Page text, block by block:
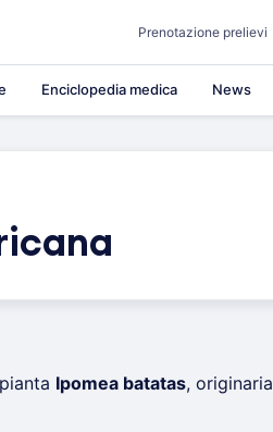
Prenotazione prelievi
Enciclopedia medica News
Ipomea batatas, originaria